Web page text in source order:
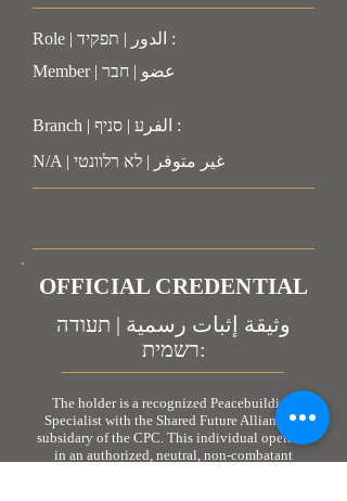
Role | الدور | תפקיד :
Member | عضو | חבר
Branch | الفرע | סניף :
N/A | غير متوفر | לא רלוונטי
OFFICIAL CREDENTIAL
وثيقة إثبات رسمية | תעודה
רשמית:
The holder is a recognized Peacebuilding
Specialist with the Shared Future Alliance, a
subsidary of the CPC. This individual operates
in an authorized, neutral, non-combatant